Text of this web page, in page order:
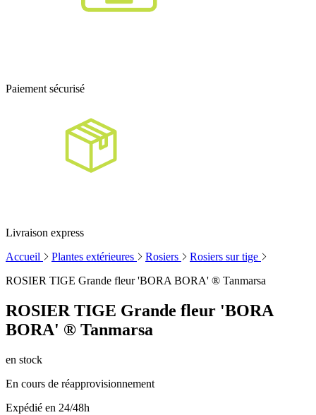
Paiement sécurisé
Livraison express
Accueil
Plantes extérieures Rosiers
Rosiers sur tige
ROSIER TIGE Grande fleur 'BORA BORA' ® Tanmarsa
ROSIER TIGE Grande fleur 'BORA
BORA' ® Tanmarsa
en stock
En cours de réapprovisionnement
Expédié en 24/48h